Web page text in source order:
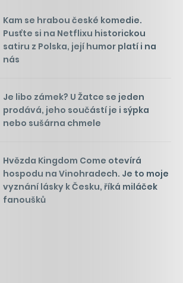
Kam se hrabou české komedie.
Pusťte si na Netflixu historickou
satiru z Polska, její humor platí i na
nás
Je libo zámek? U Žatce se jeden
prodává, jeho součástí je i sýpka
nebo sušárna chmele
Hvězda Kingdom Come otevírá
hospodu na Vinohradech. Je to moje
vyznání lásky k Česku, říká miláček
fanoušků